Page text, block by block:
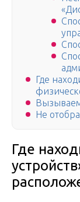
Где
Вызываем
Не
Где